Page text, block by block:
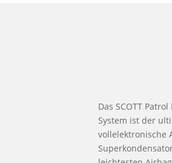
Das SCOTT
System ist der
vollelektronische